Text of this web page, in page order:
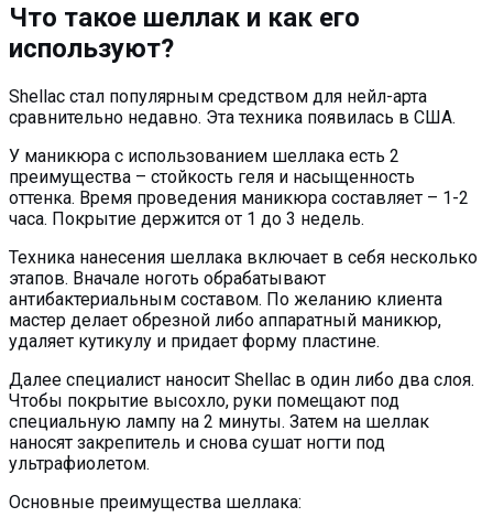
Что такое шеллак и как его
используют?
Shellac стал популярным средством для нейл-арта
сравнительно недавно. Эта техника появилась в США.
У маникюра с использованием шеллака есть 2
преимущества – стойкость геля и насыщенность
оттенка. Время проведения маникюра составляет – 1-2
часа. Покрытие держится от 1 до 3 недель.
Техника нанесения шеллака включает в себя несколько
этапов. Вначале ноготь обрабатывают
антибактериальным составом. По желанию клиента
мастер делает обрезной либо аппаратный маникюр,
удаляет кутикулу и придает форму пластине.
Далее специалист наносит Shellac в один либо два слоя.
Чтобы покрытие высохло, руки помещают под
специальную лампу на 2 минуты. Затем на шеллак
наносят закрепитель и снова сушат ногти под
ультрафиолетом.
Основные преимущества шеллака: